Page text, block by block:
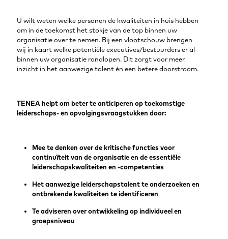
U wilt weten welke personen de kwaliteiten in huis hebben
om in de toekomst het stokje van de top binnen uw
organisatie over te nemen. Bij een vlootschouw brengen
wij in kaart welke potentiële executives/bestuurders er al
binnen uw organisatie rondlopen. Dit zorgt voor meer
inzicht in het aanwezige talent én een betere doorstroom.
TENEA helpt om beter te anticiperen op toekomstige
leiderschaps- en opvolgingsvraagstukken door:
Mee te denken over de kritische functies voor
continuïteit van de organisatie en de essentiële
leiderschapskwaliteiten en -competenties
Het aanwezige leiderschapstalent te onderzoeken en
ontbrekende kwaliteiten te identificeren
Te adviseren over ontwikkeling op individueel en
groepsniveau